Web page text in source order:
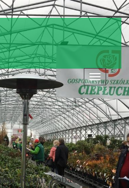
Nawigacja
Room Zobacz i